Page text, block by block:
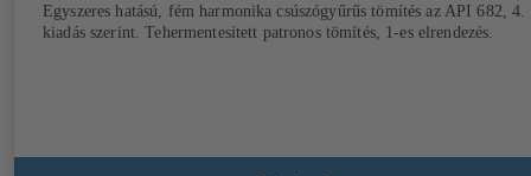
Egyszeres hatású, fém harmonika csúszógyűrűs tömítés az API 682, 4.
kiadás szerint. Tehermentesített patronos tömítés, 1-es elrendezés.